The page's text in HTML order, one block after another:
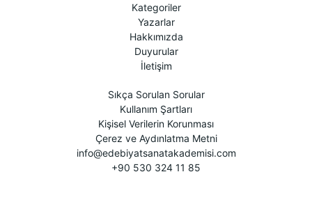
Kategoriler
Yazarlar
Hakkımızda
Duyurular
İletişim
Sıkça Sorulan Sorular
Kullanım Şartları
Kişisel Verilerin Korunması
Çerez ve Aydınlatma Metni
info@edebiyatsanatakademisi.com
+90 530 324 11 85